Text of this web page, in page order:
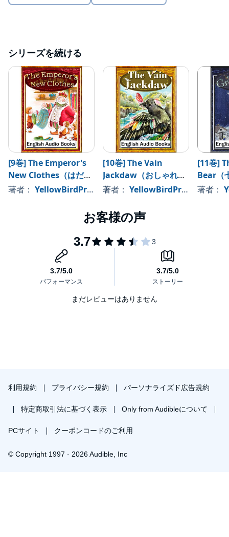
シリーズを続ける
[9巻] The Emperor's
New Clothes（はだか
の王様・英語版）: きい
著者： YellowBirdProject
[10巻] The Vain
Jackdaw（おしゃれな
カラス・英語版）: きい
著者： YellowBirdProject
[11巻]
Bear（
版）: き
著者：
まだレビューはありません
利用規約 プライバシー規約 パーソナライズド広告規約
特定商取引法に基づく表示 Only from Audibleについて
PCサイト クーポンコードのご利用
© Copyright 1997 - 2026 Audible, Inc